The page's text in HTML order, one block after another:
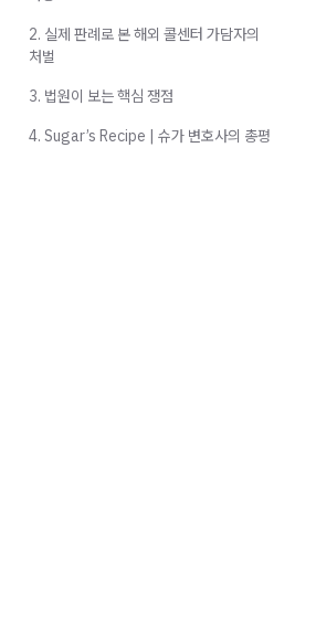
2. 실제 판례로 본 해외 콜센터 가담자의
처벌
3. 법원이 보는 핵심 쟁점
4. Sugar’s Recipe | 슈가 변호사의 총평